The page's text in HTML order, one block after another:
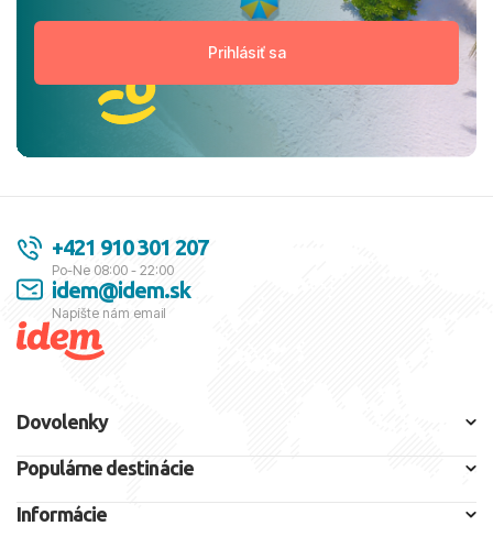
+421 910 301 207
Po-Ne 08:00 - 22:00
idem@idem.sk
Napíšte nám email
Dovolenky
Populárne destinácie
Informácie